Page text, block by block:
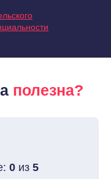
полезна?
0из 5